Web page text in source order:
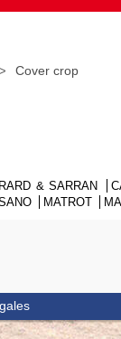
Cover crop
& SARRAN
MATROT